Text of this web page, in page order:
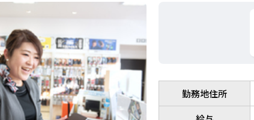
勤務地住所